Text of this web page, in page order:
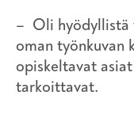
– Oli hyödyllistä
oman työnkuvan
opiskeltavat
tarkoittavat.